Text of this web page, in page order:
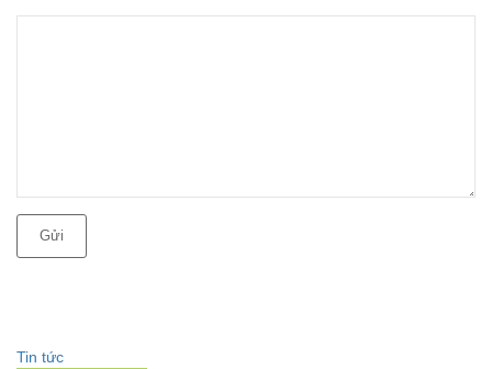
Gửi
Tin tức